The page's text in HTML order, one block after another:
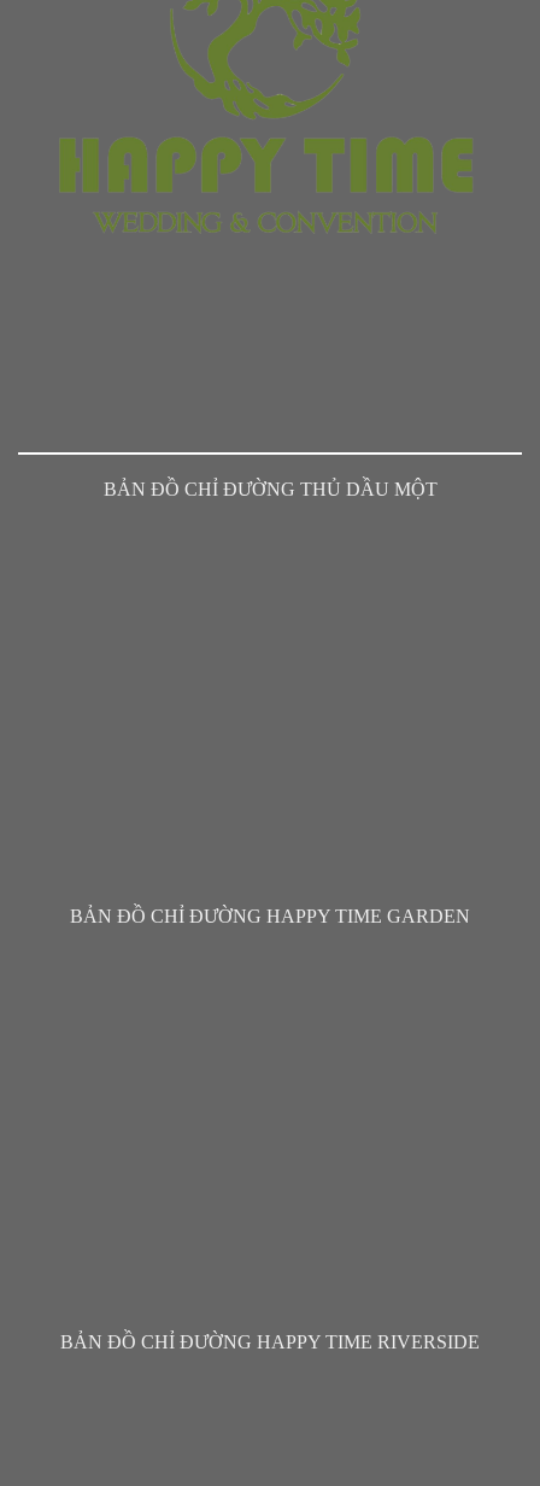
BẢN ĐỒ CHỈ ĐƯỜNG THỦ DẦU MỘT
BẢN ĐỒ CHỈ ĐƯỜNG HAPPY TIME GARDEN
BẢN ĐỒ CHỈ ĐƯỜNG HAPPY TIME RIVERSIDE